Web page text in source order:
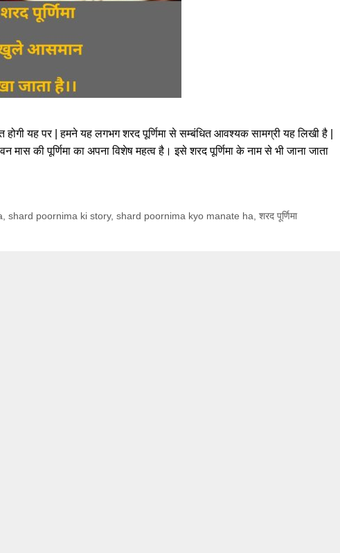
होगी यह पर | हमने यह लगभग शरद पूर्णिमा से सम्बंधित आवश्यक सामग्री यह लिखी है |
मास की पूर्णिमा का अपना विशेष महत्व है। इसे शरद पूर्णिमा के नाम से भी जाना जाता
shard poornima ki story, shard poornima kyo manate ha शरद पूर्णिमा